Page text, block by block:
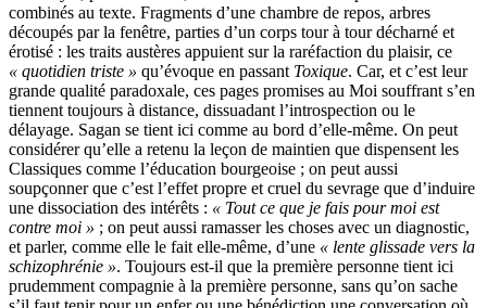
combinés au texte. Fragments d’une chambre de repos, arbres
découpés par la fenêtre, parties d’un corps tour à tour décharné et
érotisé : les traits austères appuient sur la raréfaction du plaisir, ce
« quotidien triste » qu’évoque en passant Toxique. Car, et c’est leur
grande qualité paradoxale, ces pages promises au Moi souffrant s’en
tiennent toujours à distance, dissuadant l’introspection ou le
délayage. Sagan se tient ici comme au bord d’elle-même. On peut
considérer qu’elle a retenu la leçon de maintien que dispensent les
Classiques comme l’éducation bourgeoise ; on peut aussi
soupçonner que c’est l’effet propre et cruel du sevrage que d’induire
une dissociation des intérêts : « Tout ce que je fais pour moi est
contre moi » ; on peut aussi ramasser les choses avec un diagnostic,
et parler, comme elle le fait elle-même, d’une « lente glissade vers la
schizophrénie ». Toujours est-il que la première personne tient ici
prudemment compagnie à la première personne, sans qu’on sache